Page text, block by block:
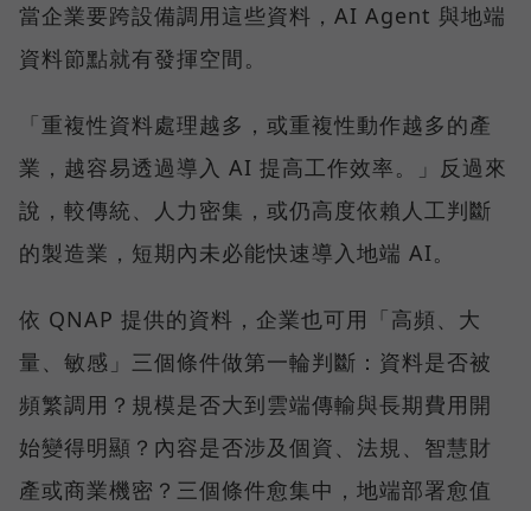
當企業要跨設備調用這些資料，AI Agent 與地端
資料節點就有發揮空間。
「重複性資料處理越多，或重複性動作越多的產
業，越容易透過導入 AI 提高工作效率。」反過來
說，較傳統、人力密集，或仍高度依賴人工判斷
的製造業，短期內未必能快速導入地端 AI。
依 QNAP 提供的資料，企業也可用「高頻、大
量、敏感」三個條件做第一輪判斷：資料是否被
頻繁調用？規模是否大到雲端傳輸與長期費用開
始變得明顯？內容是否涉及個資、法規、智慧財
產或商業機密？三個條件愈集中，地端部署愈值